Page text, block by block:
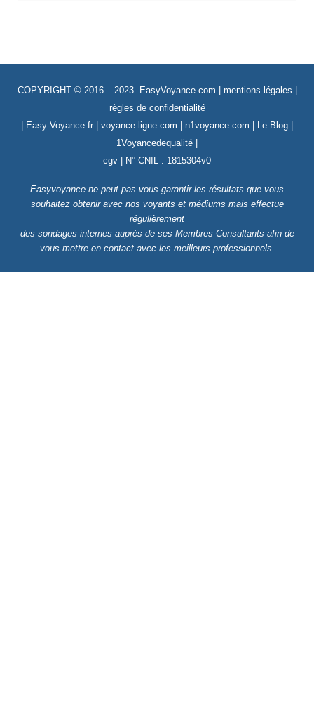
COPYRIGHT © 2016 – 2023 EasyVoyance.com | mentions légales
règles de confidentialité
Easy-Voyance.fr voyance-ligne.com n1voyance.com Le Blog
1Voyancedequalité
cgv | N° CNIL : 1815304v0
Easyvoyance ne peut pas vous garantir les résultats que vous
souhaitez obtenir avec nos voyants et médiums mais effectue
régulièrement
des sondages internes auprès de ses Membres-Consultants afin de
vous mettre en contact avec les meilleurs professionnels.